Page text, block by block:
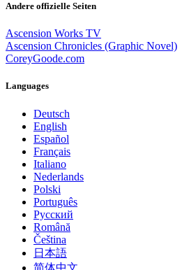
Andere offizielle Seiten
Ascension Works TV
Ascension Chronicles (Graphic Novel)
CoreyGoode.com
Languages
Deutsch
English
Español
Français
Italiano
Nederlands
Polski
Português
Pусский
Română
Čeština
日本語
简体中文